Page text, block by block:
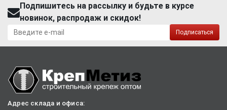
Подпишитесь на рассылку и будьте в курсе
новинок, распродаж и скидок!
Подписаться
Адрес склада и офиса: